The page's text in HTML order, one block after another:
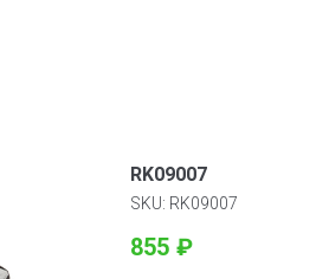
RK09007
SKU: RK09007
855 ₽